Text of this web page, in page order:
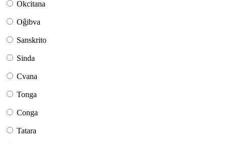
Okcitana
Oĝibva
Sanskrito
Sinda
Cvana
Tonga
Conga
Tatara